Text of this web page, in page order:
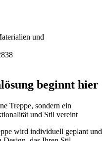
und
beginnt hier
Treppe, sondern ein
und Stil vereint
wird individuell geplant und